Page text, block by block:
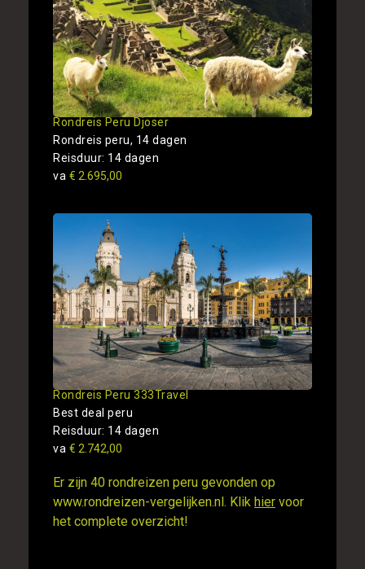
Rondreis Peru Djoser
Rondreis peru, 14 dagen
Reisduur: 14 dagen
va € 2.695,00
Rondreis Peru 333Travel
Best deal peru
Reisduur: 14 dagen
va € 2.742,00
Er zijn 40 rondreizen peru gevonden op
www.rondreizen-vergelijken.nl. Klik hier voor
het complete overzicht!